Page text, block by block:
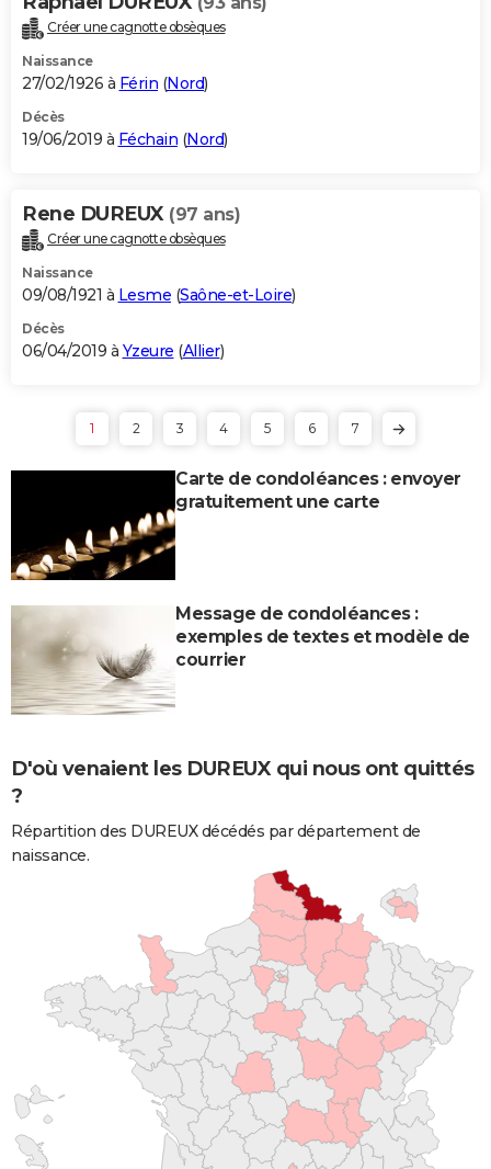
Créer une cagnotte obsèques
Naissance
27/02/1926 à Férin (Nord)
Décès
19/06/2019 à Féchain (Nord)
Rene DUREUX (97 ans)
Créer une cagnotte obsèques
Naissance
09/08/1921 à Lesme (Saône-et-Loire)
Décès
06/04/2019 à Yzeure (Allier)
1 2 3 4 5 6 7
Carte de condoléances : envoyer
gratuitement une carte
Message de condoléances :
exemples de textes et modèle de
courrier
D'où venaient les DUREUX qui nous ont quittés
?
Répartition des DUREUX décédés par département de
naissance.